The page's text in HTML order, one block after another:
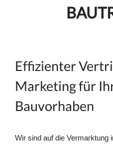
Effizienter
Marketing für
Bauvorhaben
Wir sind auf die Vermarktung